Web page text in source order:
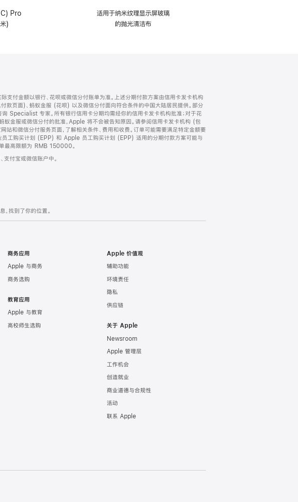
Pro
)
适用于纳米纹理显示屏玻璃
的抛光清洁布
支付金额以银行、花呗或微信分付账单为准。上述分期付款方案由信用卡发卡机构
款页面)、蚂蚁金服 (花呗) 以及微信分付面向符合条件的中国大陆居民提供。部分
Specialist 专家。所有银行信用卡分期均需经你的信用卡发卡机构批准；对于花
蚁金服或微信分付的批准，Apple 将不会被告知原因。请参阅信用卡发卡机构 (包
和微信分付服务页面，了解相关条件、费用和收费。订单可能需要满足特定金额要
员工购买计划 (EPP) 和 Apple 员工购买计划 (EPP) 适用的分期付款方案可能与
单最高限额为 RMB 150000。
支付宝或微信账户中。
找到了你的位置。
商务应用
Apple 与商务
商务选购
教育应用
Apple 与教育
高校师生选购
Apple 价值观
辅助功能
环境责任
隐私
供应链
关于 Apple
Newsroom
Apple 管理层
工作机会
创造就业
商业道德与合规性
活动
联系 Apple